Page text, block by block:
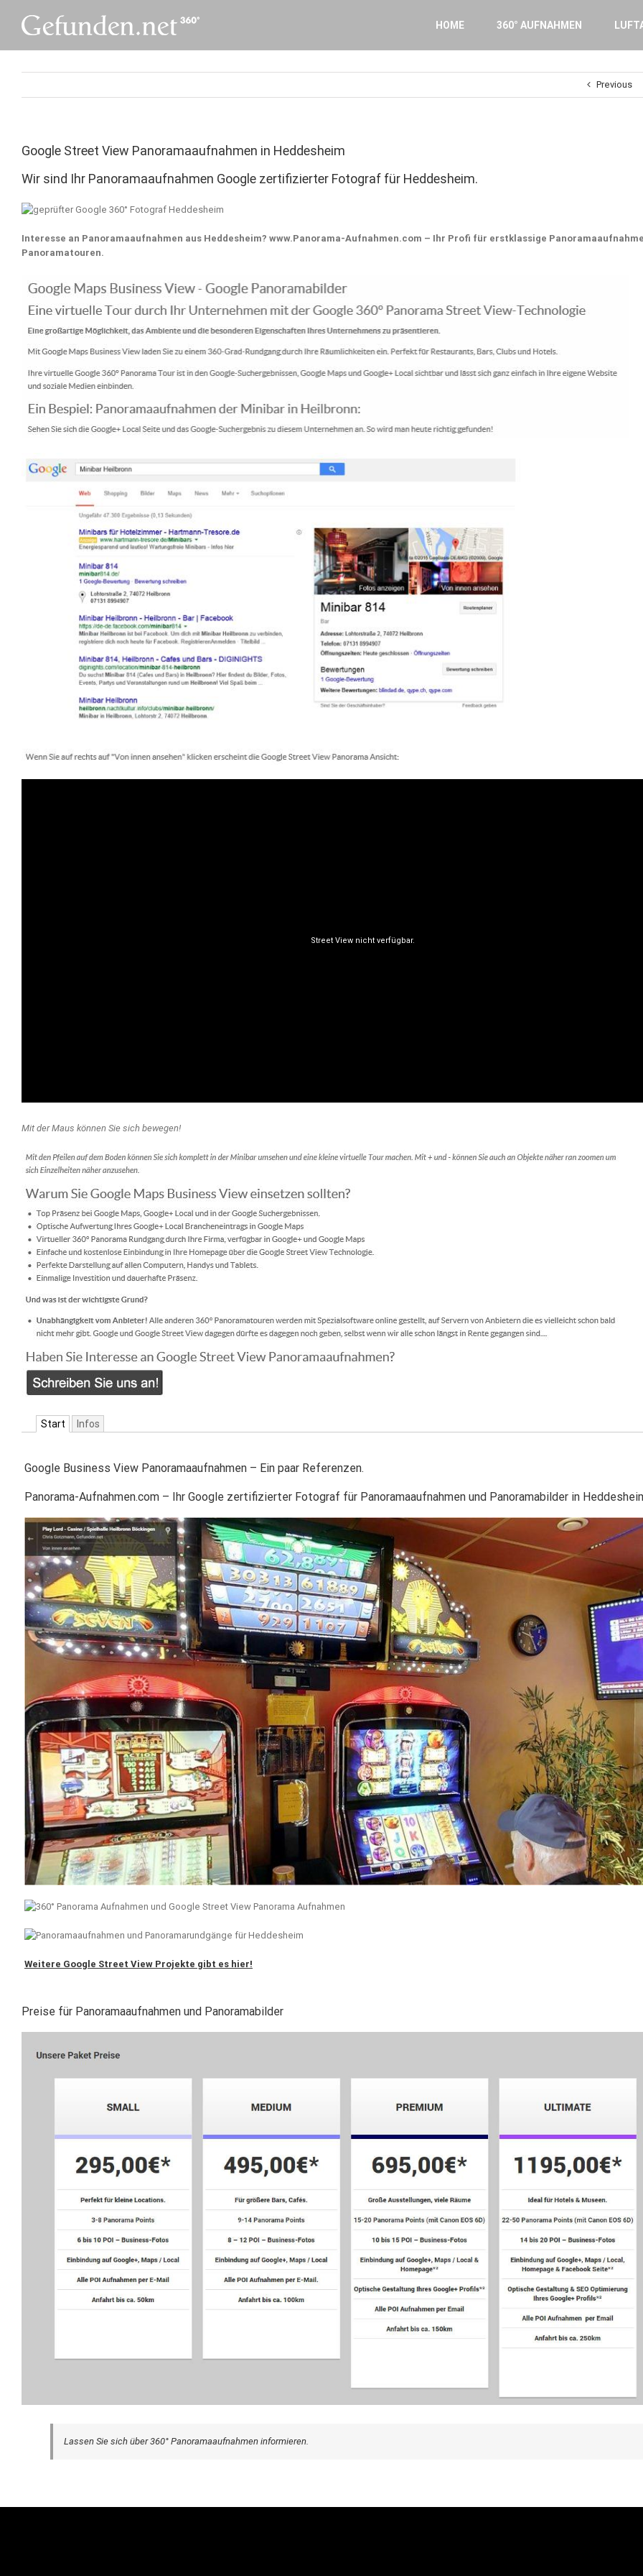
content
HOME 360° AUFNAHMEN
Previous
Google Street View Panoramaaufnahmen in Heddesheim
Wir sind Ihr Panoramaaufnahmen Google zertifizierter Fotograf für Heddesheim.
Interesse an Panoramaaufnahmen aus Heddesheim? www.Panorama-Aufnahmen.com – Ihr Profi für erstklassige
Panoramatouren.
Mit der Maus können Sie sich bewegen!
Start Infos
Google Business View Panoramaaufnahmen – Ein paar Referenzen.
Panorama-Aufnahmen.com – Ihr Google zertifizierter Fotograf für Panoramaaufnahmen und Panoramabilder in
Weitere Google Street View Projekte gibt es hier!
Preise für Panoramaaufnahmen und Panoramabilder
Lassen Sie sich über 360° Panoramaaufnahmen informieren.